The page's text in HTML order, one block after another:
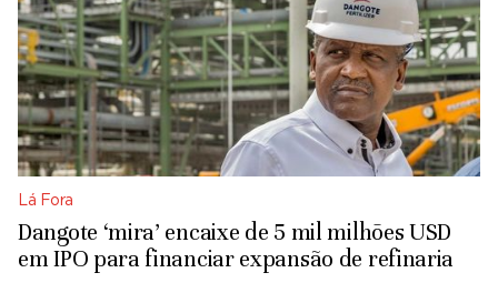
Lá Fora
Dangote ‘mira’ encaixe de 5 mil milhões USD
em IPO para financiar expansão de refinaria